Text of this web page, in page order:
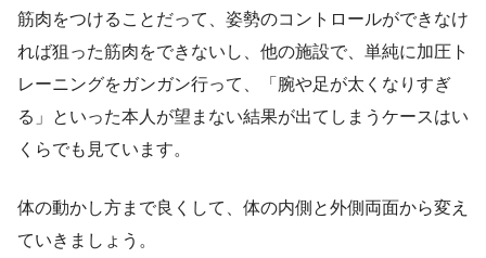
筋肉をつけることだって、姿勢のコントロールができなけ
れば狙った筋肉をできないし、他の施設で、単純に加圧ト
レーニングをガンガン行って、「腕や足が太くなりすぎ
る」といった本人が望まない結果が出てしまうケースはい
くらでも見ています。
体の動かし方まで良くして、体の内側と外側両面から変え
ていきましょう。